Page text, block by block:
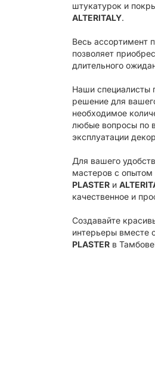
штукатурок и
ALTERITALY.
Весь ассортимент
позволяет
длительного
Наши специалисты
решение для
необходимое
любые вопросы по
эксплуатации
Для вашего
мастеров с
PLASTER и
качественное и
Создавайте
интерьеры вместе
PLASTER в